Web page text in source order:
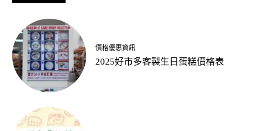
價格優惠資訊
2025好市多客製生日蛋糕價格表